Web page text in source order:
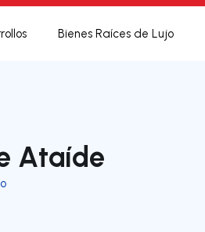
Bienes Raíces de Lujo
Ataíde